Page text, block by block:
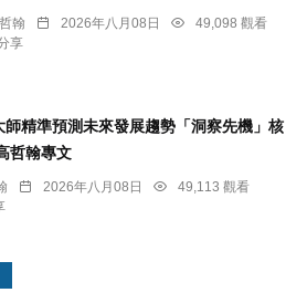
翰 2026年八月08日
49,098 觀看
享
師精準預測未來發展趨勢「洞察先機」核
哲翰專文
2026年八月08日
49,113 觀看